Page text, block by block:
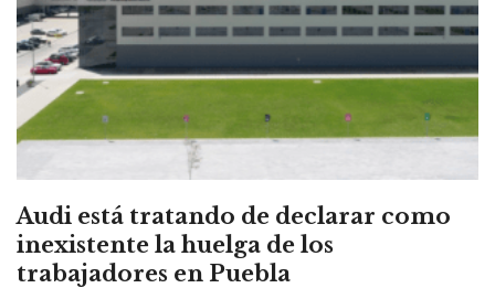
Audi está tratando de declarar como
inexistente la huelga de los
trabajadores en Puebla